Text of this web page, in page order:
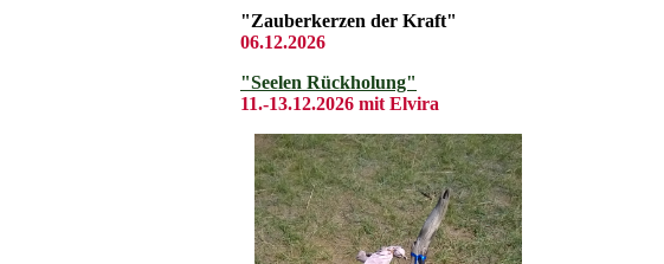
"Zauberkerzen der Kraft"
06.12.2026
"Seelen Rückholung"
11.-13.12.2026 mit Elvira